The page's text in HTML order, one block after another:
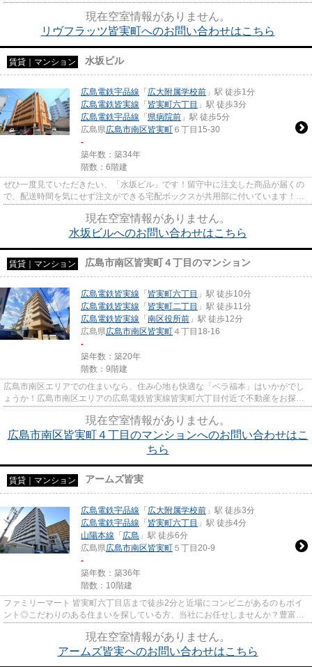
現在空室情報がありません。
リヴフラッツ皆実町へのお問い合わせはこちら
賃貸｜マンション 水坂ビル
広島電鉄宇品線 「 広大附属学校前 」駅 徒歩1分
広島電鉄皆実線 「 皆実町六丁目 」駅 徒歩3分
広島電鉄宇品線 「 県病院前 」駅 徒歩5分
広島県広島市南区皆実町 ６丁目15-30
-
築年数：築34年
階数：6階建
ぜひ一度見ていただきたい、「水坂ビル」です！留守中に注文した商品が届くの
で、配送時間を気にせず注文ができる宅配ボックスが共用部に付いています！の
現在空室情報がありません。
水坂ビルへのお問い合わせはこちら
賃貸｜マンション 広島市南区皆実町４丁目のマンション
広島電鉄皆実線 「 皆実町六丁目 」駅 徒歩10分
広島電鉄皆実線 「 皆実町二丁目 」駅 徒歩11分
広島電鉄皆実線 「 南区役所前 」駅 徒歩12分
広島県広島市南区皆実町 ４丁目18-16
-
築年数：築20年
階数：9階建
広島市南区エリアでの住まいなら、住み心地も快適な「ベラ福本」はいかがでし
ょうか！広島市南区エリアの広島電鉄皆実線皆実町六丁目付近で不動産をお探し
現在空室情報がありません。
広島市南区皆実町４丁目のマンションへのお問い合わせはこ
ちら
賃貸｜マンション アームズ皆実
広島電鉄宇品線 「 広大附属学校前 」駅 徒歩3分
広島電鉄宇品線 「 皆実町六丁目 」駅 徒歩4分
山陽本線 「 広島 」駅 徒歩6分
広島県広島市南区皆実町 ５丁目20-9
-
築年数：築36年
階数：10階建
ファミリーマート 皆実町六丁目店まで徒歩2分と近場にコンビニがあるのもポイ
ント◎こだわりのある住まいを探している方、当社にお任せしませんか？豊富な
現在空室情報がありません。
アームズ皆実へのお問い合わせはこちら